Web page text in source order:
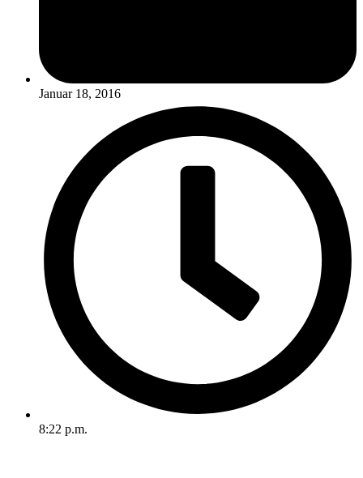
Januar 18, 2016
8:22 p.m.